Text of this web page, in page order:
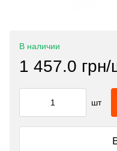
В наличии
1 457.0 грн/
шт